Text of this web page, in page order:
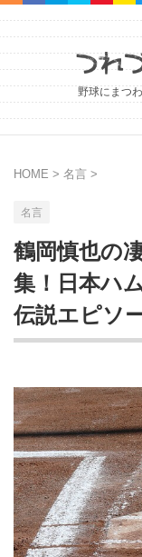
野球にまつ
HOME > 名言 >
名言
鶴岡慎也の
集！日本ハ
伝説エピソ